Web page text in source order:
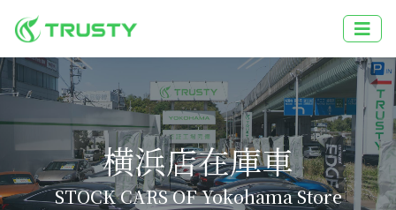
横浜店在庫車
STOCK CARS OF Yokohama Store